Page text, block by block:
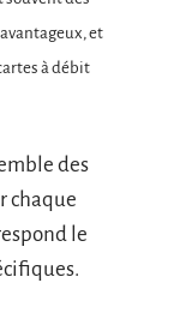
et
à débit
des
chaque
le